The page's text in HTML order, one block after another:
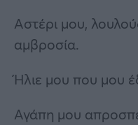
Αστέρι μου,
αμβροσία.
Ήλιε μου που μου
Αγάπη μου